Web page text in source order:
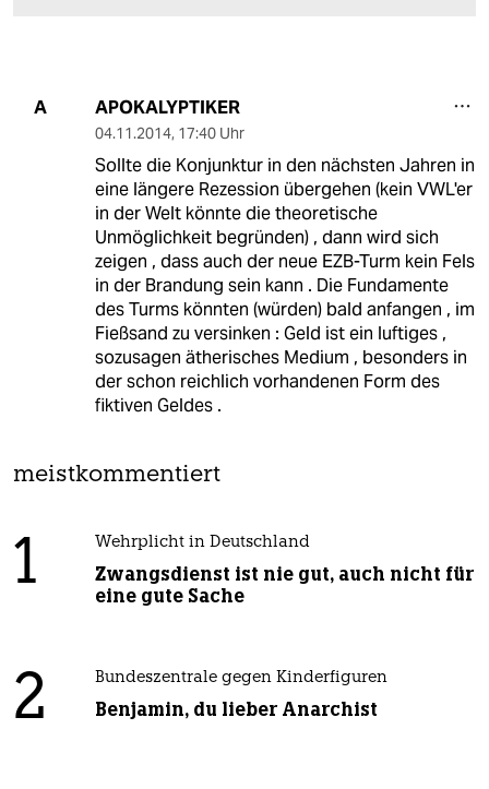
A APOKALYPTIKER
04.11.2014, 17:40 Uhr
Sollte die Konjunktur in den nächsten Jahren in
eine längere Rezession übergehen (kein VWL'er
in der Welt könnte die theoretische
Unmöglichkeit begründen) , dann wird sich
zeigen , dass auch der neue EZB-Turm kein Fels
in der Brandung sein kann . Die Fundamente
des Turms könnten (würden) bald anfangen , im
Fießsand zu versinken : Geld ist ein luftiges ,
sozusagen ätherisches Medium , besonders in
der schon reichlich vorhandenen Form des
fiktiven Geldes .
meistkommentiert
1 Wehrplicht in Deutschland
Zwangsdienst ist nie gut, auch nicht für
eine gute Sache
2 Bundeszentrale gegen Kinderfiguren
Benjamin, du lieber Anarchist